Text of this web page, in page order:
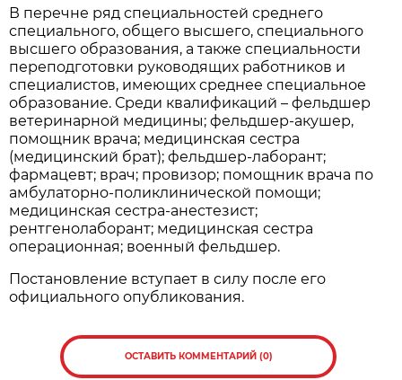
В перечне ряд специальностей среднего
специального, общего высшего, специального
высшего образования, а также специальности
переподготовки руководящих работников и
специалистов, имеющих среднее специальное
образование. Среди квалификаций – фельдшер
ветеринарной медицины; фельдшер-акушер,
помощник врача; медицинская сестра
(медицинский брат); фельдшер-лаборант;
фармацевт; врач; провизор; помощник врача по
амбулаторно-поликлинической помощи;
медицинская сестра-анестезист;
рентгенолаборант; медицинская сестра
операционная; военный фельдшер.
Постановление вступает в силу после его
официального опубликования.
ОСТАВИТЬ КОММЕНТАРИЙ (0)